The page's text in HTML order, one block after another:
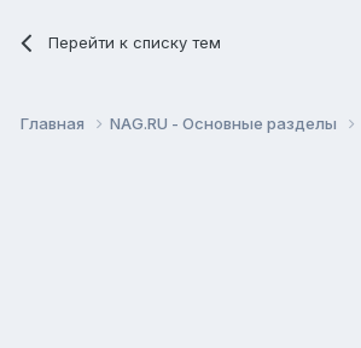
Перейти к списку тем
Главная NAG.RU - Основные разделы